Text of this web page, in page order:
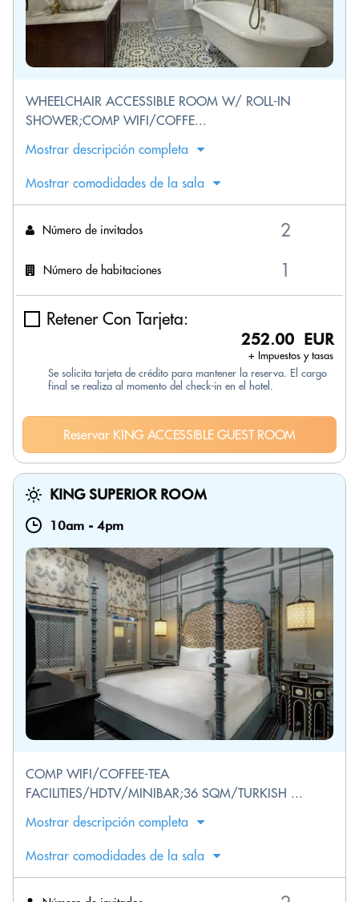
WHEELCHAIR ACCESSIBLE ROOM W/ ROLL-IN
SHOWER;COMP WIFI/COFFE...
Mostrar descripción completa
Mostrar comodidades de la sala
Número de invitados
Número de habitaciones
Retener Con Tarjeta:
252.00 EUR
+ Impuestos y tasas
Se solicita tarjeta de crédito para mantener la reserva. El cargo
final se realiza al momento del check-in en el hotel.
Reservar KING ACCESSIBLE GUEST ROOM
KING SUPERIOR ROOM
10am - 4pm
COMP WIFI/COFFEE-TEA
FACILITIES/HDTV/MINIBAR;36 SQM/TURKISH ...
Mostrar descripción completa
Mostrar comodidades de la sala